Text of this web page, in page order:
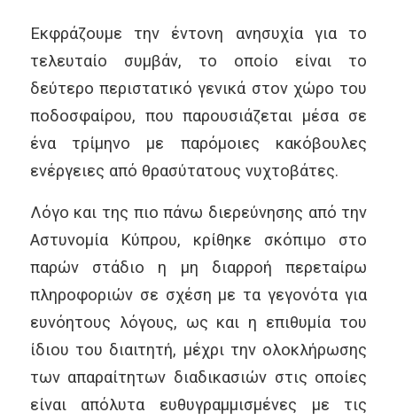
Εκφράζουμε την έντονη ανησυχία για το
τελευταίο συμβάν, το οποίο είναι το
δεύτερο περιστατικό γενικά στον χώρο του
ποδοσφαίρου, που παρουσιάζεται μέσα σε
ένα τρίμηνο με παρόμοιες κακόβουλες
ενέργειες από θρασύτατους νυχτοβάτες.
Λόγο και της πιο πάνω διερεύνησης από την
Αστυνομία Κύπρου, κρίθηκε σκόπιμο στο
παρών στάδιο η μη διαρροή περεταίρω
πληροφοριών σε σχέση με τα γεγονότα για
ευνόητους λόγους, ως και η επιθυμία του
ίδιου του διαιτητή, μέχρι την ολοκλήρωσης
των απαραίτητων διαδικασιών στις οποίες
είναι απόλυτα ευθυγραμμισμένες με τις